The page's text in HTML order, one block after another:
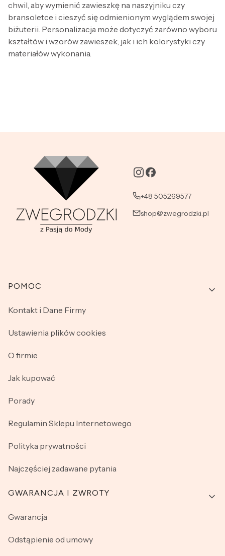
chwil, aby wymienić zawieszkę na naszyjniku czy
bransoletce i cieszyć się odmienionym wyglądem swojej
biżuterii. Personalizacja może dotyczyć zarówno wyboru
kształtów i wzorów zawieszek, jak i ich kolorystyki czy
materiałów wykonania.
+48 505269577
shop@zwegrodzki.pl
Linki w stopce
POMOC
Kontakt i Dane Firmy
Ustawienia plików cookies
O firmie
Jak kupować
Porady
Regulamin Sklepu Internetowego
Polityka prywatności
Najczęściej zadawane pytania
GWARANCJA I ZWROTY
Gwarancja
Odstąpienie od umowy